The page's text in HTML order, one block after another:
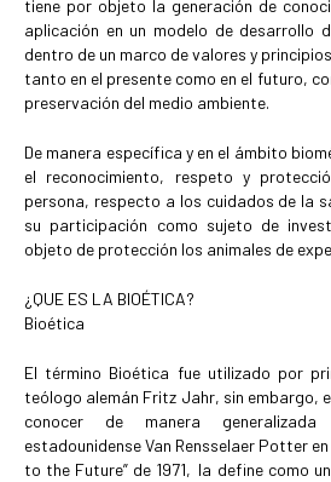
tiene por objeto la generación de
aplicación en un modelo de desarrollo
dentro de un marco de valores y
tanto en el presente como en el futuro,
preservación del medio ambiente.
De manera específica y en el ámbito
el reconocimiento, respeto y
persona, respecto a los cuidados de la
su participación como sujeto de
objeto de protección los animales de
¿QUE ES LA BIOÉTICA?
Bioética
El término Bioética fue utilizado por
teólogo alemán Fritz Jahr, sin embargo,
conocer de manera
estadounidense Van Rensselaer Potter
to the Future” de 1971, la define como